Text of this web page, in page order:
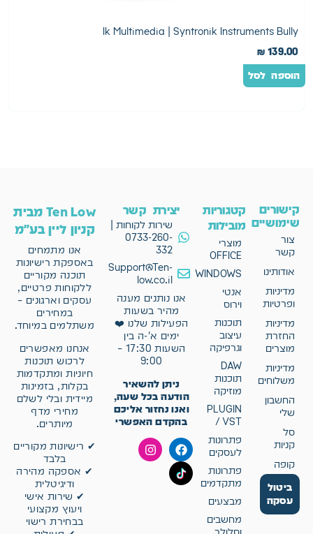
Ik Multimedia | Syntronik Instruments Bully
₪ 139.00
הוספה לסל
קישורים
שימושיים
צור
קשר
אודותינו
מדיניות
ופרטיות
מדיניות
החזרת
מוצרים
מדיניות
משלוחים
החשבון
שלי
סל
קניות
קופה
ביטול
עסקה
קטגוריות
מובילות
מוצרי
OFFICE
WINDOWS
אנטי
וירוס
תוכנות
עיצוב
וגרפיקה
DAW
תוכנות
מוזיקה
PLUGIN
/ VST
פתרונות
לעסקים
פתרונות
מתקדמים
מבצעים
מחשבים
יצירת קשר
שירות לקוחות |
0733-260-
332
Support@Ten-
low.co.il
אנו נותנים מענה
מהיר בשעות
הפעילות שלנו ❤️
ימים א'-ה בין
השעות 17:30 –
9:00
ניתן להשאיר
הודעה בכל שעה,
ואנו נחזור אליכם
בהקדם האפשרי
Ten Low מבית
קניון ליין בע"מ
אנו מתמחים
באספקת רישיונות
תוכנה מקוריים
ללקוחות פרטיים,
עסקים וארגונים –
במחירים
משתלמים במיוחד.
אנחנו מאפשרים
לרכוש תוכנות
חיוניות ומתקדמות
בקלות, בזמינות
מיידית ובלי לשלם
מחירי מדף
מיותרים.
✔ רישיונות מקוריים
בלבד
✔ אספקה מהירה
ודיגיטלית
✔ שירות אישי
ויעוץ מקצועי
בבחירת רישוי